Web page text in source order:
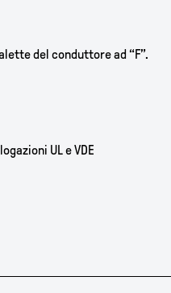
del conduttore ad “F”.
UL e VDE